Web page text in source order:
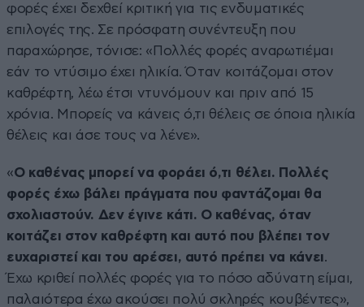
φορές έχει δεχθεί κριτική για τις ενδυματικές
επιλογές της. Σε πρόσφατη συνέντευξη που
παραχώρησε, τόνισε: «Πολλές φορές αναρωτιέμαι
εάν το ντύσιμο έχει ηλικία. Όταν κοιτάζομαι στον
καθρέφτη, λέω έτσι ντυνόμουν και πριν από 15
χρόνια. Μπορείς να κάνεις ό,τι θέλεις σε όποια ηλικία
θέλεις και άσε τους να λένε».
«Ο καθένας μπορεί να φοράει ό,τι θέλει. Πολλές
φορές έχω βάλει πράγματα που φαντάζομαι θα
σχολιαστούν. Δεν έγινε κάτι. Ο καθένας, όταν
κοιτάζει στον καθρέφτη και αυτό που βλέπει τον
ευχαριστεί και του αρέσει, αυτό πρέπει να κάνει.
Έχω κριθεί πολλές φορές για το πόσο αδύνατη είμαι,
παλαιότερα έχω ακούσει πολύ σκληρές κουβέντες»,